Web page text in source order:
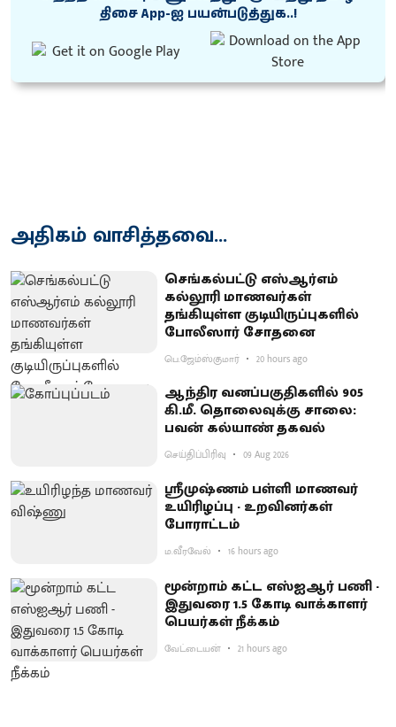
திசை App-ஐ பயன்படுத்துக..!
அதிகம் வாசித்தவை...
செங்கல்பட்டு எஸ்ஆர்எம்
கல்லூரி மாணவர்கள்
தங்கியுள்ள குடியிருப்புகளில்
போலீஸார் சோதனை
பெ.ஜேம்ஸ்குமார் 20 hours ago
ஆந்திர வனப்பகுதிகளில் 905
கி.மீ. தொலைவுக்கு சாலை:
பவன் கல்யாண் தகவல்
செய்திப்பிரிவு 09 Aug 2026
ஸ்ரீமுஷ்ணம் பள்ளி மாணவர்
உயிரிழப்பு - உறவினர்கள்
போராட்டம்
ம.வீரவேல் 16 hours ago
மூன்றாம் கட்ட எஸ்ஐஆர் பணி -
இதுவரை 1.5 கோடி வாக்காளர்
பெயர்கள் நீக்கம்
வேட்டையன் 21 hours ago